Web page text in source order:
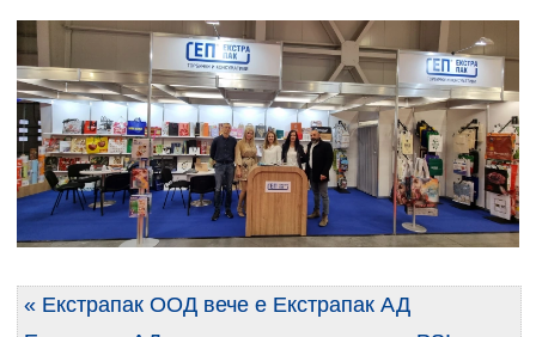
« Екстрапак ООД вече е Екстрапак АД